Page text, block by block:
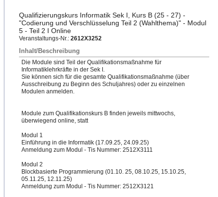
Qualifizierungskurs Informatik Sek I, Kurs B (25 - 27) -
"Codierung und Verschlüsselung Teil 2 (Wahlthema)" - Modul
5 - Teil 2 I Online
Veranstaltungs-Nr.: 2612X3252
Inhalt/Beschreibung
Die Module sind Teil der Qualifikationsmaßnahme für
Informatiklehrkräfte in der Sek I.
Sie können sich für die gesamte Qualifikationsmaßnahme (über
Ausschreibung zu Beginn des Schuljahres) oder zu einzelnen
Modulen anmelden.
Module zum Qualifikationskurs B finden jeweils mittwochs,
überwiegend online, statt
Modul 1
Einführung in die Informatik (17.09.25, 24.09.25)
Anmeldung zum Modul - Tis Nummer: 2512X3111
Modul 2
Blockbasierte Programmierung (01.10. 25, 08.10.25, 15.10.25,
05.11.25, 12.11.25)
Anmeldung zum Modul - Tis Nummer: 2512X3121